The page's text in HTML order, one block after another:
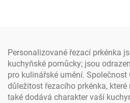
Personalizované řezací prkénka
kuchyňské pomůcky; jsou
pro kulinářské umění. Společnost
důležitost řezacího prkénka,
také dodává charakter vaší